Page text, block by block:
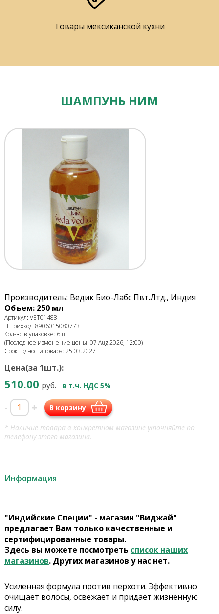
Товары мексиканской кухни
ШАМПУНЬ НИМ
Производитель: Ведик Био-Лабс Пвт.Лтд., Индия
Объем: 250 мл
Артикул: VET01488
Штрихкод: 8906015080773
Кол-во в упаковке: 6 шт.
(Последнее изменение цены: 07 Aug 2026, 12:00)
Срок годности товара: 25.03.2027
Цена(за 1шт.):
510.00 руб. в т.ч. НДС 5%
- + В корзину
* Наличие товара в конкретном магазине уточняйте по
телефону этого магазина.
Информация
"Индийские Специи" - магазин "Виджай"
предлагает Вам только качественные и
сертифицированные товары.
Здесь вы можете посмотреть список наших
магазинов. Других магазинов у нас нет.
Усиленная формула против перхоти. Эффективно
очищает волосы, освежает и придает жизненную
силу.